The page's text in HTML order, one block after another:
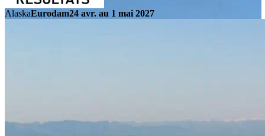
AlaskaEurodam24 avr. au 1 mai 2027